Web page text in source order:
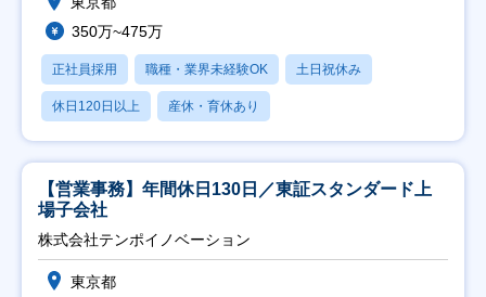
350万~475万
正社員採用 職種・業界未経験OK 土日祝休み
休日120日以上 産休・育休あり
【営業事務】年間休日130日／東証スタンダード上
場子会社
株式会社テンポイノベーション
東京都